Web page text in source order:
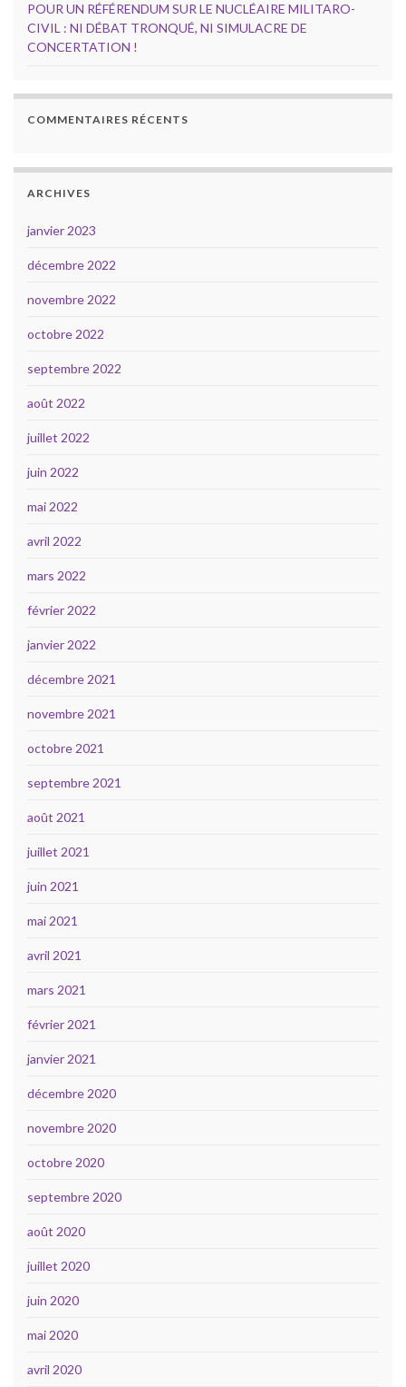
POUR UN RÉFÉRENDUM SUR LE NUCLÉAIRE MILITARO-
CIVIL : NI DÉBAT TRONQUÉ, NI SIMULACRE DE
CONCERTATION !
COMMENTAIRES RÉCENTS
ARCHIVES
janvier 2023
décembre 2022
novembre 2022
octobre 2022
septembre 2022
août 2022
juillet 2022
juin 2022
mai 2022
avril 2022
mars 2022
février 2022
janvier 2022
décembre 2021
novembre 2021
octobre 2021
septembre 2021
août 2021
juillet 2021
juin 2021
mai 2021
avril 2021
mars 2021
février 2021
janvier 2021
décembre 2020
novembre 2020
octobre 2020
septembre 2020
août 2020
juillet 2020
juin 2020
mai 2020
avril 2020